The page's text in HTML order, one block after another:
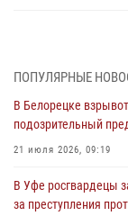
03 августа 2026, 04:30
В Башкирии
открытом воздухе
03 августа 2026, 04:29
В Уфе росгвардейцы
подозреваемого в
ПОПУЛЯРНЫЕ
В Белорецке
подозрительный
21 июля 2026, 09:19
В Уфе росгвардецы
за преступления